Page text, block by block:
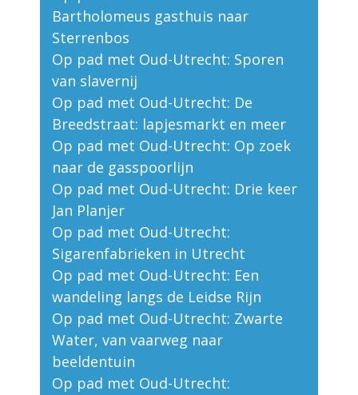
Bartholomeus gasthuis naar
Sterrenbos
Op pad met Oud-Utrecht: Sporen
van slavernij
Op pad met Oud-Utrecht: De
Breedstraat: lapjesmarkt en meer
Op pad met Oud-Utrecht: Op zoek
naar de gasspoorlijn
Op pad met Oud-Utrecht: Drie keer
Jan Planjer
Op pad met Oud-Utrecht:
Sigarenfabrieken in Utrecht
Op pad met Oud-Utrecht: Een
wandeling langs de Leidse Rijn
Op pad met Oud-Utrecht: Zwarte
Water, van vaarweg naar
beeldentuin
Op pad met Oud-Utrecht: